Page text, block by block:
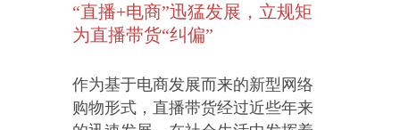
“直播+电商”迅猛发展，立规矩
为直播带货“纠偏”
作为基于电商发展而来的新型网络
购物形式，直播带货经过近些年来